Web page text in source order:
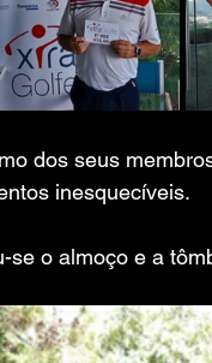
dos seus
inesquecíveis.
se o almoço e a